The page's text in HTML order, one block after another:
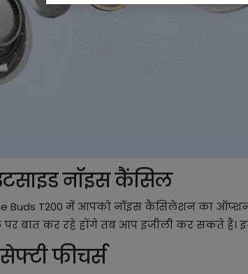
नॉइस कैंसिल
Buds T200 में आपको नॉइस कैंसिलेशन का
बात कर रहे होंगे तब आप इजीली कर सकते हैं।
फीचर्स